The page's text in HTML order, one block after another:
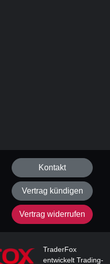
Kontakt
Vertrag kündigen
Vertrag widerrufen
TraderFox
entwickelt Trading-